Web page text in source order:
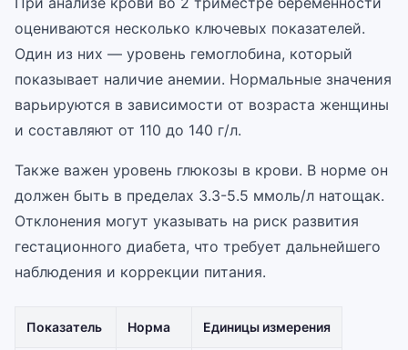
оцениваются несколько ключевых показателей.
Один из них — уровень гемоглобина, который
показывает наличие анемии. Нормальные значения
варьируются в зависимости от возраста женщины
и составляют от 110 до 140 г/л.
Также важен уровень глюкозы в крови. В норме он
должен быть в пределах 3.3-5.5 ммоль/л натощак.
Отклонения могут указывать на риск развития
гестационного диабета, что требует дальнейшего
наблюдения и коррекции питания.
Показатель Норма Единицы измерения